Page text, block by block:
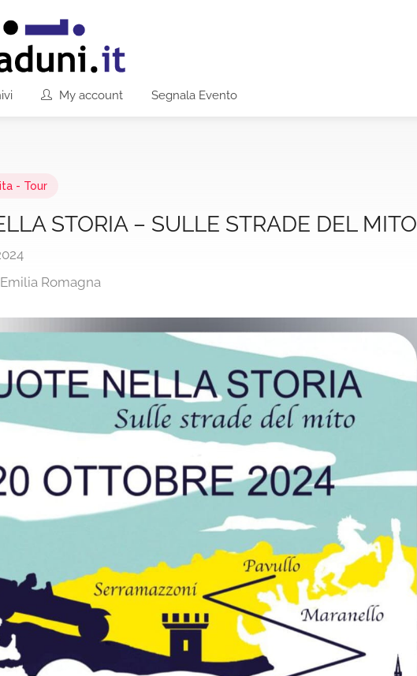
My account Segnala Evento
- Tour
STORIA – SULLE STRADE DEL MITO
Romagna